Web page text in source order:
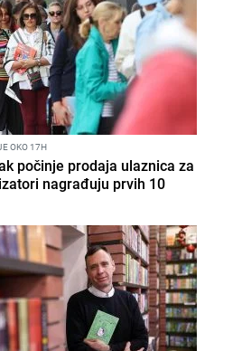
OKO 17H
počinje prodaja ulaznica za
nagrađuju prvih 10